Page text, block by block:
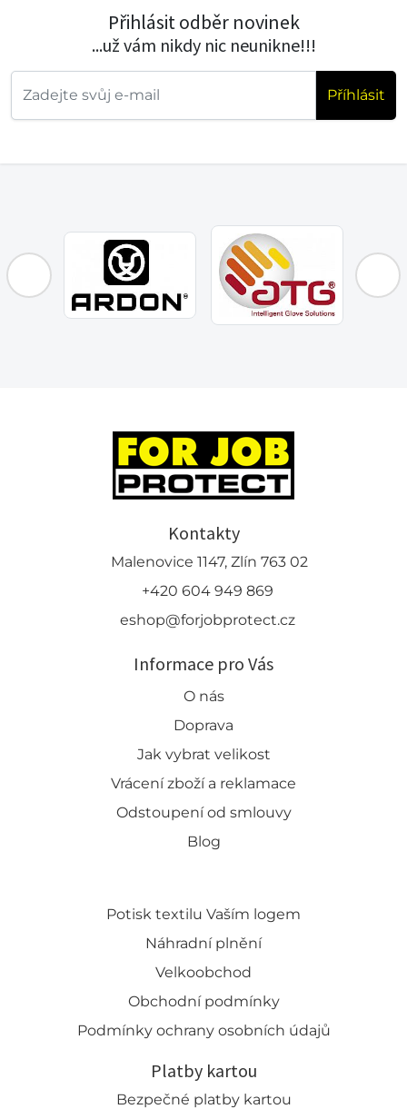
Přihlásit odběr novinek
...už vám nikdy nic neunikne!!!
Příhlásit
Kontakty
Malenovice 1147, Zlín 763 02
+420 604 949 869
eshop@forjobprotect.cz
Informace pro Vás
O nás
Doprava
Jak vybrat velikost
Vrácení zboží a reklamace
Odstoupení od smlouvy
Blog
Potisk textilu Vaším logem
Náhradní plnění
Velkoobchod
Obchodní podmínky
Podmínky ochrany osobních údajů
Platby kartou
Bezpečné platby kartou